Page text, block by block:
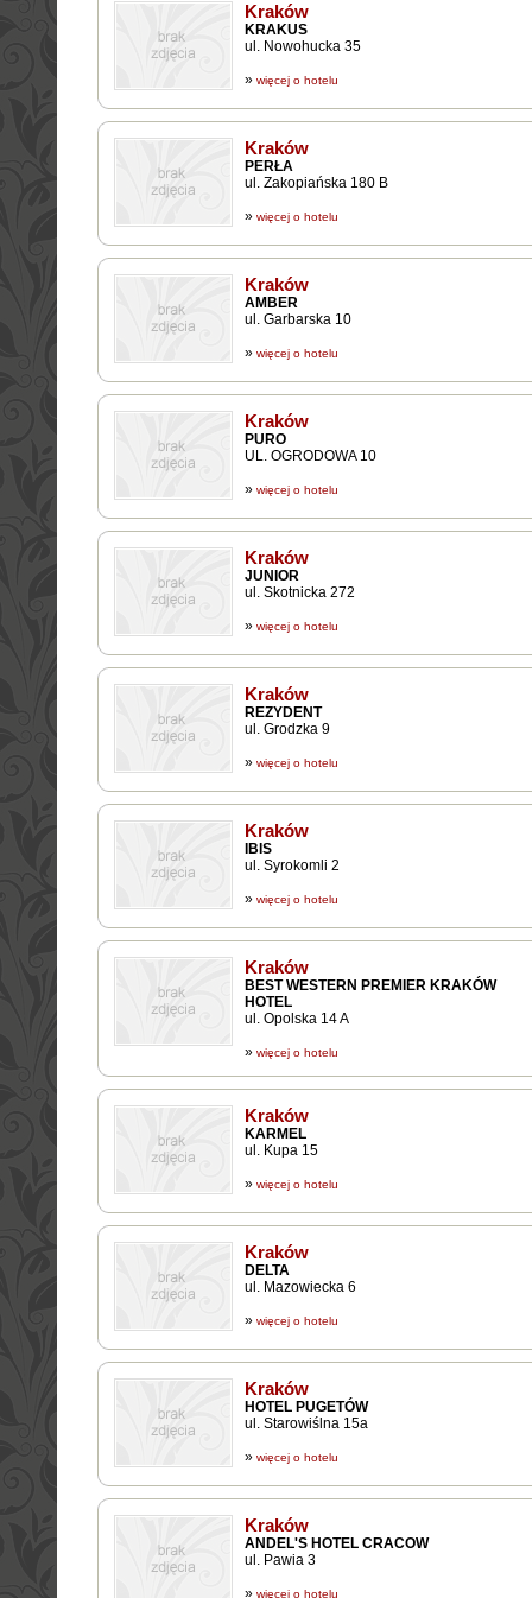
Kraków
KRAKUS
ul. Nowohucka 35
» więcej o hotelu
Kraków
PERŁA
ul. Zakopiańska 180 B
» więcej o hotelu
Kraków
AMBER
ul. Garbarska 10
» więcej o hotelu
Kraków
PURO
UL. OGRODOWA 10
» więcej o hotelu
Kraków
JUNIOR
ul. Skotnicka 272
» więcej o hotelu
Kraków
REZYDENT
ul. Grodzka 9
» więcej o hotelu
Kraków
IBIS
ul. Syrokomli 2
» więcej o hotelu
Kraków
BEST WESTERN PREMIER KRAKÓW
HOTEL
ul. Opolska 14 A
» więcej o hotelu
Kraków
KARMEL
ul. Kupa 15
» więcej o hotelu
Kraków
DELTA
ul. Mazowiecka 6
» więcej o hotelu
Kraków
HOTEL PUGETÓW
ul. Starowiślna 15a
» więcej o hotelu
Kraków
ANDEL'S HOTEL CRACOW
ul. Pawia 3
» więcej o hotelu